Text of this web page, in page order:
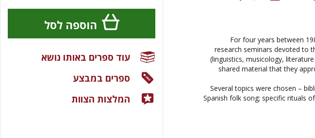
For four years between
research seminars devoted to
(linguistics, musicology,
shared material that they
Several topics were chosen –
Spanish folk song; specific rituals
הוספה לסל
עוד ספרים באותו נושא
ספרים במבצע
המלצות הצוות